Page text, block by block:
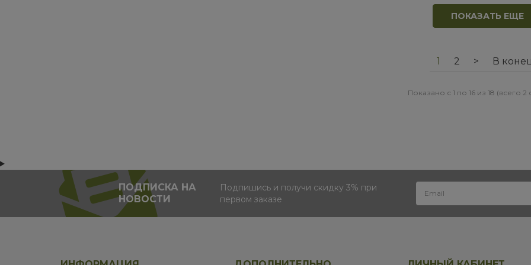
ПОКАЗАТЬ ЕЩЕ
1 2 > В конец
Показано с 1 по 16 из 18 (всего 2
ПОДПИСКА НА
НОВОСТИ
Подпишись и получи скидку 3% при
первом заказе